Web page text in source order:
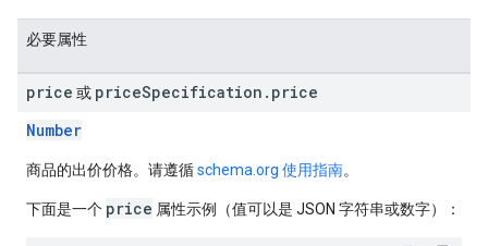
必要属性
price 或 priceSpecification . price
Number
商品的出价价格。请遵循schema.org 使用指南。
下面是一个 price 属性示例（值可以是 JSON 字符串或数字）：